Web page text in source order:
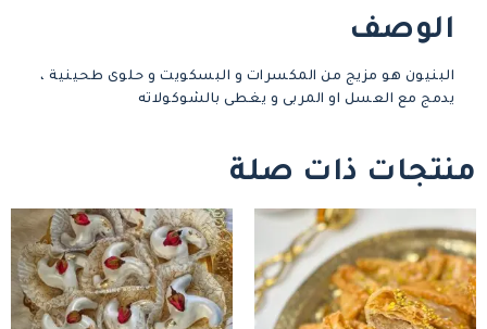
الوصف
البنيون هو مزيج من المكسرات و البسكويت و حلوى طحينية ،
يدمج مع العسل او المربى و يغطى بالشوكولاته
منتجات ذات صلة